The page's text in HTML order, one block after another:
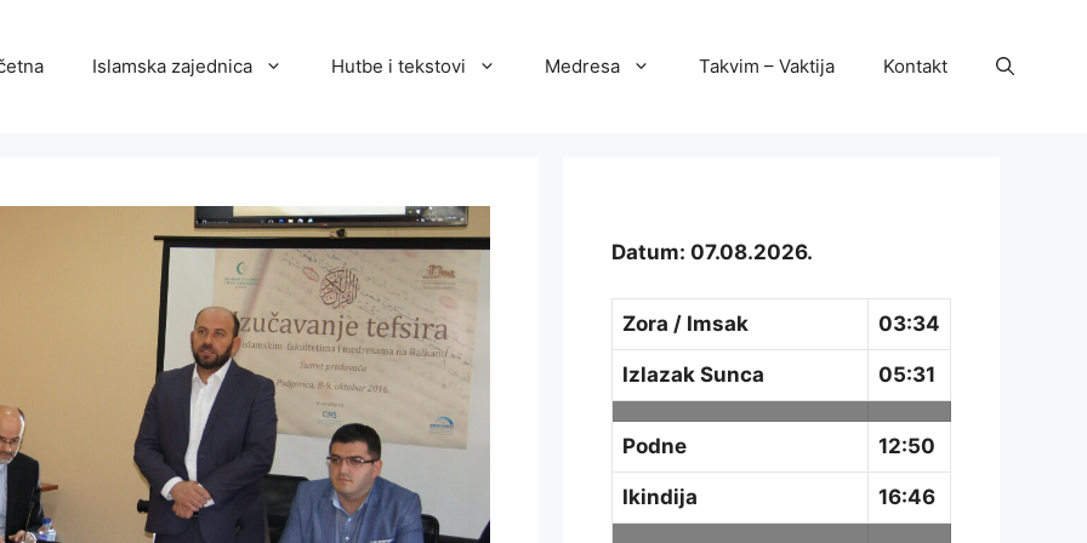
Islamska zajednica Hutbe i tekstovi Medresa Takvim – Vaktija Kontakt
Datum: 07.08.2026.
Zora / Imsak 03:34
Izlazak Sunca 05:31
Podne 12:50
Ikindija 16:46